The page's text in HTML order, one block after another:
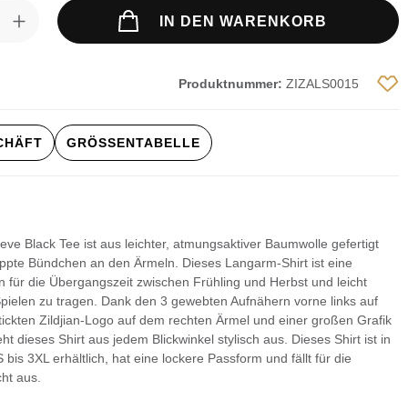
Gib den gewünschten Wert ein
IN DEN WARENKORB
Produktnummer: ZIZALS0015
GRÖSSENTABELLE
Black Tee ist aus leichter, atmungsaktiver Baumwolle gefertigt
Bündchen an den Ärmeln. Dieses Langarm-Shirt ist eine
für die Übergangszeit zwischen Frühling und Herbst und leicht
zu tragen. Dank den 3 gewebten Aufnähern vorne links auf
Zildjian-Logo auf dem rechten Ärmel und einer großen Grafik
dieses Shirt aus jedem Blickwinkel stylisch aus. Dieses Shirt ist in
bis 3XL erhältlich, hat eine lockere Passform und fällt für die
aus.